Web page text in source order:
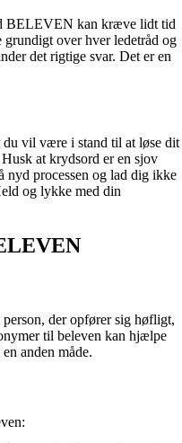
BELEVEN kan kræve lidt tid
over hver ledetråd og
det rigtige svar. Det er en
du vil være i stand til at løse dit
at krydsord er en sjov
nyd processen og lad dig ikke
og lykke med din
der opfører sig høfligt,
til beleven kan hjælpe
anden måde.